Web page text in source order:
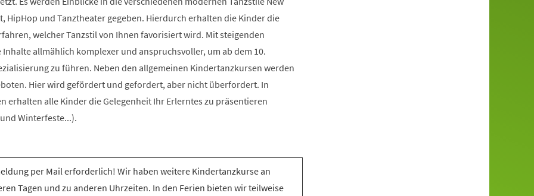
HipHop und Tanztheater gegeben. Hierdurch erhalten die Kinder die
welcher Tanzstil von Ihnen favorisiert wird. Mit steigenden
allmählich komplexer und anspruchsvoller, um ab dem 10.
zu führen. Neben den allgemeinen Kindertanzkursen werden
Hier wird gefördert und gefordert, aber nicht überfordert. In
erhalten alle Kinder die Gelegenheit Ihr Erlerntes zu präsentieren
Winterfeste...).
per Mail erforderlich! Wir haben weitere Kindertanzkurse an
Tagen und zu anderen Uhrzeiten. In den Ferien bieten wir teilweise